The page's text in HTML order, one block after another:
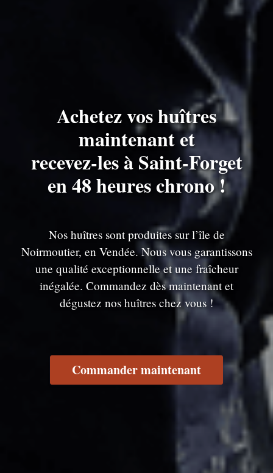
Achetez vos huîtres
maintenant et
recevez-les à Saint-Forget
en 48 heures chrono !
Nos huîtres sont produites sur l’île de
Noirmoutier, en Vendée. Nous vous garantissons
une qualité exceptionnelle et une fraîcheur
inégalée. Commandez dès maintenant et
dégustez nos huîtres chez vous !
Commander maintenant